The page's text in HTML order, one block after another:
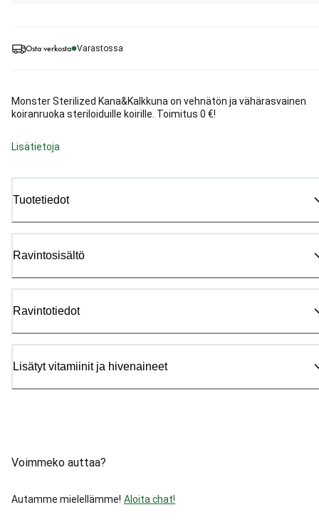
Osta verkosta Varastossa
Monster Sterilized Kana&Kalkkuna on vehnätön ja vähärasvainen
koiranruoka steriloiduille koirille. Toimitus 0 €!
Lisätietoja
Tuotetiedot
Ravintosisältö
Ravintotiedot
Lisätyt vitamiinit ja hivenaineet
Voimmeko auttaa?
Autamme mielellämme! Aloita chat!